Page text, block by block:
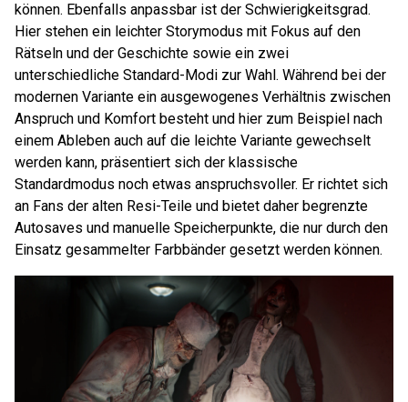
können. Ebenfalls anpassbar ist der Schwierigkeitsgrad.
Hier stehen ein leichter Storymodus mit Fokus auf den
Rätseln und der Geschichte sowie ein zwei
unterschiedliche Standard-Modi zur Wahl. Während bei der
modernen Variante ein ausgewogenes Verhältnis zwischen
Anspruch und Komfort besteht und hier zum Beispiel nach
einem Ableben auch auf die leichte Variante gewechselt
werden kann, präsentiert sich der klassische
Standardmodus noch etwas anspruchsvoller. Er richtet sich
an Fans der alten Resi-Teile und bietet daher begrenzte
Autosaves und manuelle Speicherpunkte, die nur durch den
Einsatz gesammelter Farbbänder gesetzt werden können.